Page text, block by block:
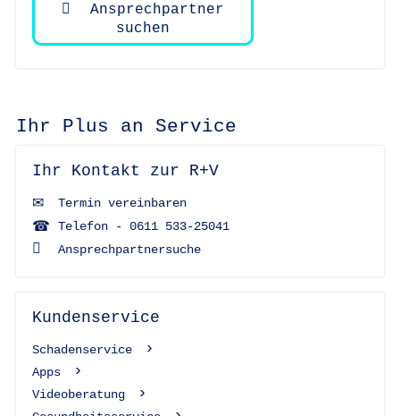
Ansprechpartner
suchen
Ihr Plus an Service
Ihr Kontakt zur R+V
Termin vereinbaren
Telefon - 0611 533-25041
Ansprechpartnersuche
Kundenservice
Schadenservice
Apps
Videoberatung